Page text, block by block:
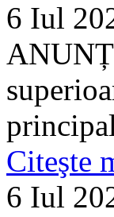
6 Iul
Citeşte
6 Iul